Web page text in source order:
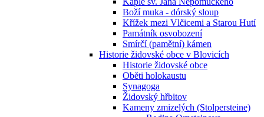
Boží muka - dórský sloup
Křížek mezi Vlčicemi a Starou Hutí
Památník osvobození
Smírčí (pamětní) kámen
Historie židovské obce v Blovicích
Historie židovské obce
Oběti holokaustu
Synagoga
Židovský hřbitov
Kameny zmizelých (Stolpersteine)